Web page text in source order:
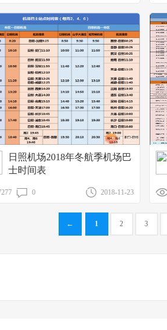
日照机场2018年冬航季机场巴
士时间表
0 2018-11-23
← 1 2 3